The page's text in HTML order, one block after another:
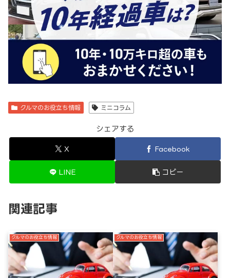
クルマのお役立ち情報 ミニコラム
シェアする
X Facebook
LINE コピー
関連記事
クルマのお役立ち情報 クルマのお役立ち情報